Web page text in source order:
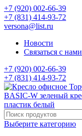
+7 (920) 002-66-39
+7 (831) 414-93-72
versona@list.ru
Новости
Связаться с нами
+7 (920) 002-66-39
+7 (831) 414-93-72
Выберите категорию